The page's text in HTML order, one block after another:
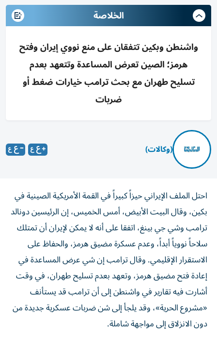
الخلاصة
واشنطن وبكين تتفقان على منع نووي إيران وفتح
هرمز؛ الصين تعرض المساعدة وتتعهد بعدم
تسليح طهران مع بحث ترامب خيارات ضغط أو
ضربات
(وكالات)
احتل الملف الإيراني حيزاً كبيراً في القمة الأمريكية الصينية في
بكين، وقال البيت الأبيض، أمس الخميس، إن الرئيسين دونالد
ترامب وشي جي بينغ، اتفقا على أنه لا يمكن لإيران أن تمتلك
سلاحاً نووياً أبداً، وعدم عسكرة مضيق هرمز، والحفاظ على
الاستقرار الإقليمي. وقال ترامب إن شي عرض المساعدة في
إعادة فتح مضيق هرمز، وتعهد بعدم تسليح طهران، في وقت
أشارت فيه تقارير في واشنطن إلى أن ترامب قد يستأنف
«مشروع الحرية»، وقد يلجأ إلى شن ضربات عسكرية جديدة من
دون الانزلاق إلى مواجهة شاملة.